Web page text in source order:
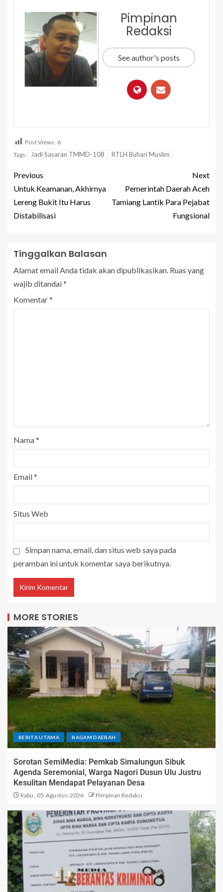
Pimpinan
Redaksi
See author's posts
Post Views: 6
Tags:
Jadi Sasaran TMMD-108 RTLH Buhari Muslim
Previous
Untuk Keamanan, Akhirnya
Lereng Bukit Itu Harus
Distabilisasi
Next
Pemerintah Daerah Aceh
Tamiang Lantik Para Pejabat
Fungsional
Tinggalkan Balasan
Alamat email Anda tidak akan dipublikasikan. Ruas yang
wajib ditandai*
Komentar*
Nama*
Email*
Situs Web
Simpan nama, email, dan situs web saya pada
peramban ini untuk komentar saya berikutnya.
MORE STORIES
BERITA UTAMA RAGAM DAERAH
Sorotan SemiMedia: Pemkab Simalungun Sibuk
Agenda Seremonial, Warga Nagori Dusun Ulu Justru
Kesulitan Mendapat Pelayanan Desa
Rabu , 05-Agustus-2026 Pimpinan Redaksi